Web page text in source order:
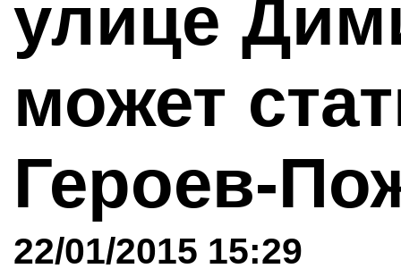
улице
может
Героев-
22/01/2015 15:29